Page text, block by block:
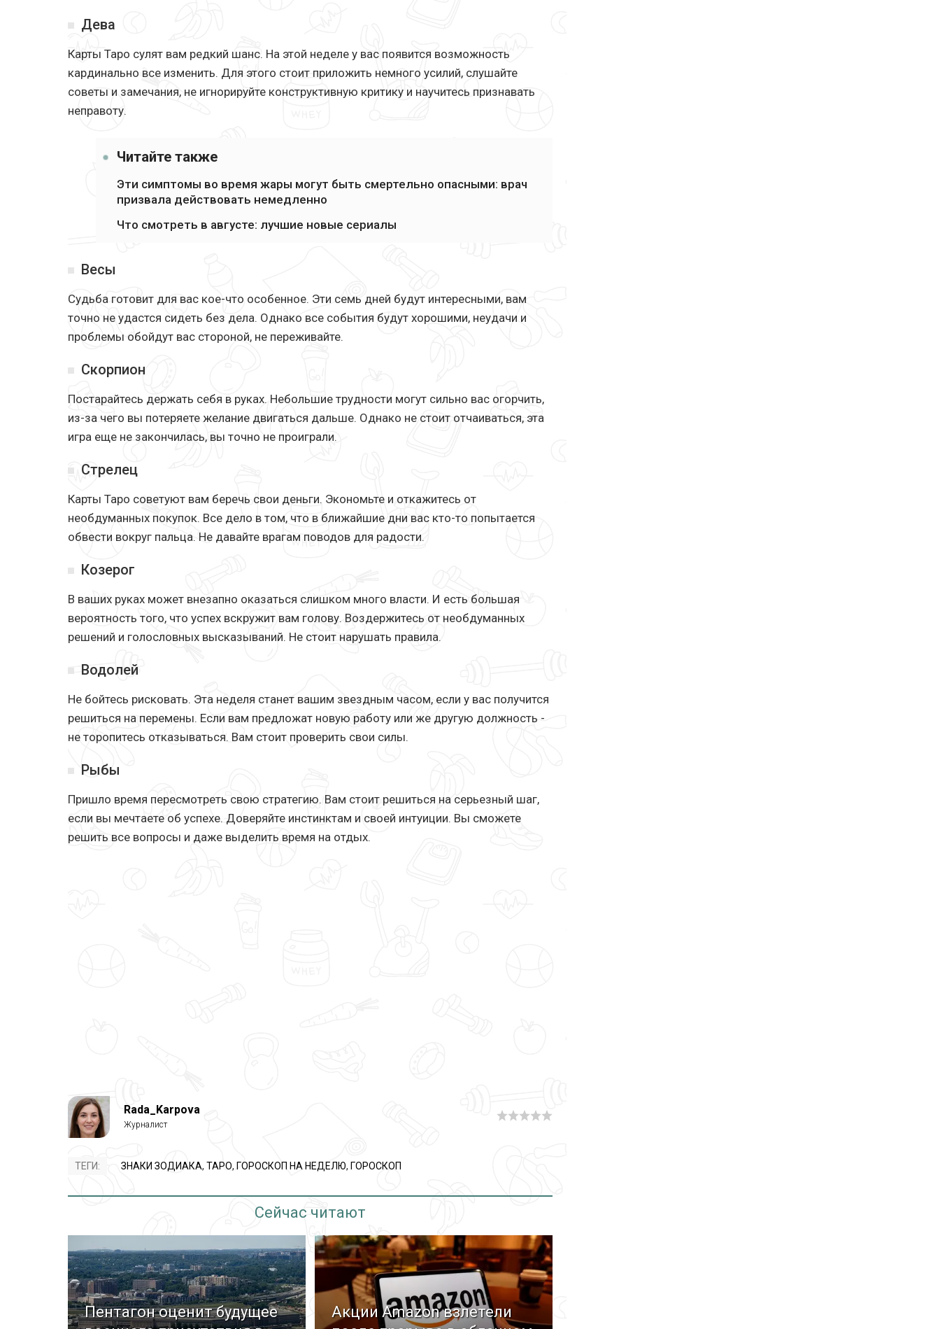
Дева
Карты Таро сулят вам редкий шанс. На этой неделе у вас появится возможность
кардинально все изменить. Для этого стоит приложить немного усилий, слушайте
советы и замечания, не игнорируйте конструктивную критику и научитесь признавать
неправоту.
Читайте также
Эти симптомы во время жары могут быть смертельно опасными: врач
призвала действовать немедленно
Что смотреть в августе: лучшие новые сериалы
Весы
Судьба готовит для вас кое-что особенное. Эти семь дней будут интересными, вам
точно не удастся сидеть без дела. Однако все события будут хорошими, неудачи и
проблемы обойдут вас стороной, не переживайте.
Скорпион
Постарайтесь держать себя в руках. Небольшие трудности могут сильно вас огорчить,
из-за чего вы потеряете желание двигаться дальше. Однако не стоит отчаиваться, эта
игра еще не закончилась, вы точно не проиграли.
Стрелец
Карты Таро советуют вам беречь свои деньги. Экономьте и откажитесь от
необдуманных покупок. Все дело в том, что в ближайшие дни вас кто-то попытается
обвести вокруг пальца. Не давайте врагам поводов для радости.
Козерог
В ваших руках может внезапно оказаться слишком много власти. И есть большая
вероятность того, что успех вскружит вам голову. Воздержитесь от необдуманных
решений и голословных высказываний. Не стоит нарушать правила.
Водолей
Не бойтесь рисковать. Эта неделя станет вашим звездным часом, если у вас получится
решиться на перемены. Если вам предложат новую работу или же другую должность -
не торопитесь отказываться. Вам стоит проверить свои силы.
Рыбы
Пришло время пересмотреть свою стратегию. Вам стоит решиться на серьезный шаг,
если вы мечтаете об успехе. Доверяйте инстинктам и своей интуиции. Вы сможете
решить все вопросы и даже выделить время на отдых.
Rada_Karpova
ТЕГИ: ЗНАКИ ЗОДИАКА, ТАРО, ГОРОСКОП НА НЕДЕЛЮ, ГОРОСКОП
Сейчас читают
Пентагон оценит будущее
Акции Amazon взлетели